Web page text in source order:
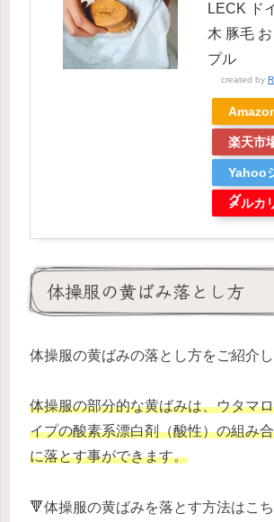
LECK ド
木 豚毛
プル
created by
楽天市
Yahoo
グ
メルカ
体操服の黄ばみ落とし方
体操服の黄ばみの落とし方をご紹介し
体操服の部分的な黄ばみは、ウタマ
イプの酸素系漂白剤（酸性）の組み
に落とす事ができます。
🔻体操服の黄ばみを落とす方法はこ